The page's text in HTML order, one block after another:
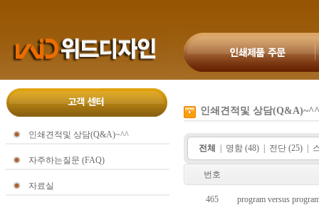
인쇄견적및 상담(Q&A)~^^
자주하는질문 (FAQ)
자료실
인쇄견적및 상담(Q&A)~^^
전체 명함 (48)| 전단 (25)|
번호
465 program versus